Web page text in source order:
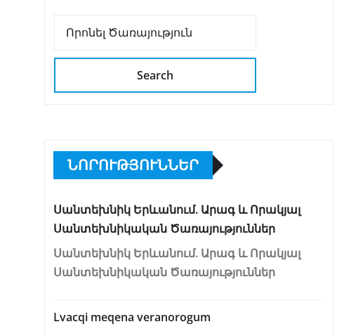
Search
ՆՈՐՈՒԹՅՈՒՆՆԵՐ
Սանտեխնիկ Երևանում. Արագ և Որակյալ
Սանտեխնիկական Ծառայություններ
Սանտեխնիկ Երևանում. Արագ և Որակյալ
Սանտեխնիկական Ծառայություններ
Lvacqi meqena veranorogum